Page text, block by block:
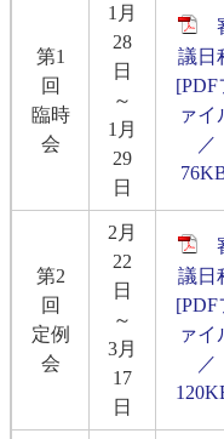
第1
回
臨時
会
1月
28
日
～
1月
29
日
議日
[PDF
ァイ
／
第2
回
定例
会
2月
22
日
～
3月
17
日
議日
[PDF
ァイ
／